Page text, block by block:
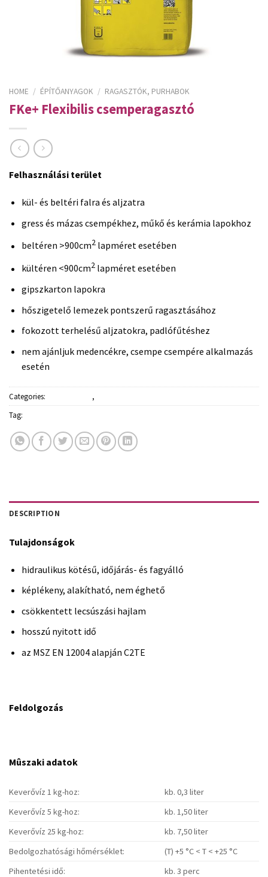
HOME / ÉPÍTŐANYAGOK / RAGASZTÓK, PURHABOK
FKe+ Flexibilis csemperagasztó
Felhasználási terület
kül- és beltéri falra és aljzatra
gress és mázas csempékhez, műkő és kerámia lapokhoz
beltéren >900cm2lapméret esetében
kültéren <900cm2lapméret esetében
gipszkarton lapokra
hőszigetelő lemezek pontszerű ragasztásához
fokozott terhelésű aljzatokra, padlófűtéshez
nem ajánljuk medencékre, csempe csempére alkalmazás
esetén
Categories: ,
Tag:
DESCRIPTION
Tulajdonságok
hidraulikus kötésű, időjárás- és fagyálló
képlékeny, alakítható, nem éghető
csökkentett lecsúszási hajlam
hosszú nyitott idő
az MSZ EN 12004 alapján C2TE
Feldolgozás
Mûszaki adatok
Keverővíz 1 kg-hoz:
kb. 0,3 liter
Keverővíz 5 kg-hoz:
kb. 1,50 liter
Keverővíz 25 kg-hoz:
kb. 7,50 liter
Bedolgozhatósági hőmérséklet:
(T) +5 °C < T < +25 °C
Pihentetési idő:
kb. 3 perc